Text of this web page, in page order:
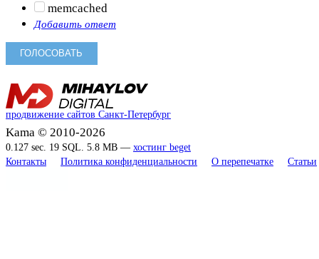
memcached
Добавить ответ
продвижение сайтов Санкт-Петербург
Kama © 2010-2026
0.127 sec. 19 SQL. 5.8 MB — хостинг beget
Контакты
Политика конфиденциальности О перепечатке Статьи